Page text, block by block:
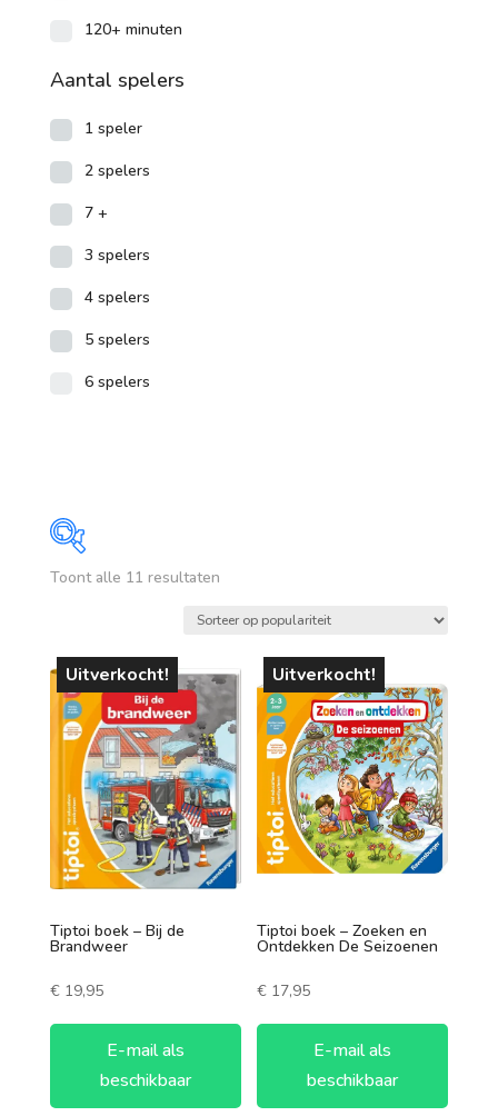
120+ minuten
Aantal spelers
1 speler
2 spelers
7 +
3 spelers
4 spelers
5 spelers
6 spelers
17 19 21 23 25
Op voorraad
leeftijd
vanaf 1 jaar
vanaf 4 jaar
vanaf 6 jaar
vanaf 8 jaar
vanaf 12 jaar
vanaf 14 jaar
vanaf 16 jaar
Speelduur
Toont alle 11 resultatenGesorteerd
populariteit
Uitverkocht!
Tiptoi boek – Bij de
Brandweer
€19,95
E-mail als
beschikbaar
Uitverkocht!
Tiptoi boek – Zoeken en
Ontdekken De Seizoenen
€ 17,95
E-mail als
beschikbaar